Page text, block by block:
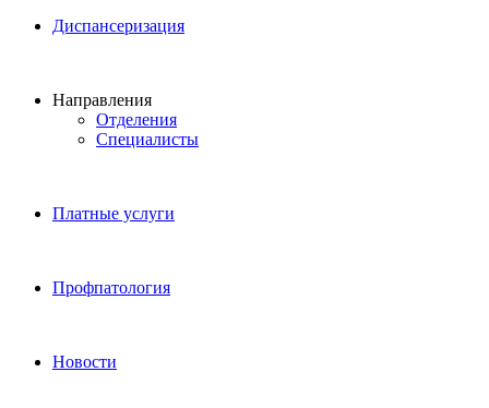
Диспансеризация
Направления
Отделения
Специалисты
Платные услуги
Профпатология
Новости